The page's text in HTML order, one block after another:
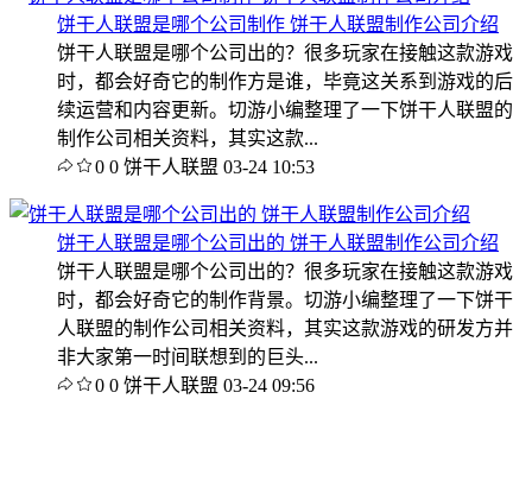
饼干人联盟是哪个公司制作 饼干人联盟制作公司介绍
饼干人联盟是哪个公司出的？很多玩家在接触这款游戏
时，都会好奇它的制作方是谁，毕竟这关系到游戏的后
续运营和内容更新。切游小编整理了一下饼干人联盟的
制作公司相关资料，其实这款...
0 0 饼干人联盟 03-24 10:53
饼干人联盟是哪个公司出的 饼干人联盟制作公司介绍
饼干人联盟是哪个公司出的？很多玩家在接触这款游戏
时，都会好奇它的制作背景。切游小编整理了一下饼干
人联盟的制作公司相关资料，其实这款游戏的研发方并
非大家第一时间联想到的巨头...
0 0 饼干人联盟 03-24 09:56